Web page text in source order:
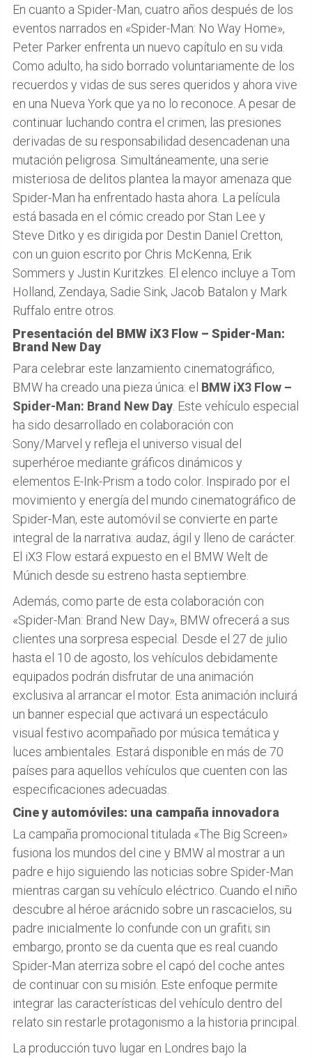
En cuanto a Spider-Man, cuatro años después de los
eventos narrados en «Spider-Man: No Way Home»,
Peter Parker enfrenta un nuevo capítulo en su vida.
Como adulto, ha sido borrado voluntariamente de los
recuerdos y vidas de sus seres queridos y ahora vive
en una Nueva York que ya no lo reconoce. A pesar de
continuar luchando contra el crimen, las presiones
derivadas de su responsabilidad desencadenan una
mutación peligrosa. Simultáneamente, una serie
misteriosa de delitos plantea la mayor amenaza que
Spider-Man ha enfrentado hasta ahora. La película
está basada en el cómic creado por Stan Lee y
Steve Ditko y es dirigida por Destin Daniel Cretton,
con un guion escrito por Chris McKenna, Erik
Sommers y Justin Kuritzkes. El elenco incluye a Tom
Holland, Zendaya, Sadie Sink, Jacob Batalon y Mark
Ruffalo entre otros.
Presentación del BMW iX3 Flow – Spider-Man:
Brand New Day
Para celebrar este lanzamiento cinematográfico,
BMW ha creado una pieza única: el BMW iX3 Flow –
Spider-Man: Brand New Day. Este vehículo especial
ha sido desarrollado en colaboración con
Sony/Marvel y refleja el universo visual del
superhéroe mediante gráficos dinámicos y
elementos E-Ink-Prism a todo color. Inspirado por el
movimiento y energía del mundo cinematográfico de
Spider-Man, este automóvil se convierte en parte
integral de la narrativa: audaz, ágil y lleno de carácter.
El iX3 Flow estará expuesto en el BMW Welt de
Múnich desde su estreno hasta septiembre.
Además, como parte de esta colaboración con
«Spider-Man: Brand New Day», BMW ofrecerá a sus
clientes una sorpresa especial. Desde el 27 de julio
hasta el 10 de agosto, los vehículos debidamente
equipados podrán disfrutar de una animación
exclusiva al arrancar el motor. Esta animación incluirá
un banner especial que activará un espectáculo
visual festivo acompañado por música temática y
luces ambientales. Estará disponible en más de 70
países para aquellos vehículos que cuenten con las
especificaciones adecuadas.
Cine y automóviles: una campaña innovadora
La campaña promocional titulada «The Big Screen»
fusiona los mundos del cine y BMW al mostrar a un
padre e hijo siguiendo las noticias sobre Spider-Man
mientras cargan su vehículo eléctrico. Cuando el niño
descubre al héroe arácnido sobre un rascacielos, su
padre inicialmente lo confunde con un grafiti; sin
embargo, pronto se da cuenta que es real cuando
Spider-Man aterriza sobre el capó del coche antes
de continuar con su misión. Este enfoque permite
integrar las características del vehículo dentro del
relato sin restarle protagonismo a la historia principal.
La producción tuvo lugar en Londres bajo la